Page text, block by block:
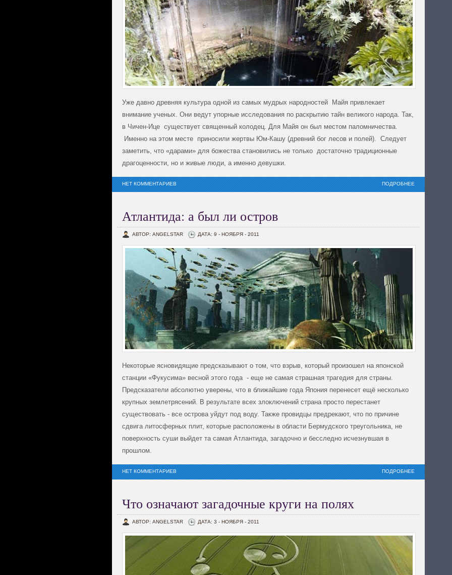
Уже давно древняя культура одной из самых мудрых народностей Майя привлекает
внимание ученых. Они ведут упорные исследования по раскрытию тайн великого народа. Так,
в Чичен-Ице существует священный колодец. Для Майя он был местом паломничества.
Именно на этом месте приносили жертвы Юм-Кашу (древний бог лесов и полей). Следует
заметить, что «дарами» для божества становились не только достаточно традиционные
драгоценности, но и живые люди, а именно девушки.
ПОДРОБНЕЕ
НЕТ КОММЕНТАРИЕВ
Атлантида: а был ли остров
АВТОР: ANGELSTAR ДАТА: 9 - НОЯБРЯ - 2011
Некоторые ясновидящие предсказывают о том, что взрыв, который произошел на японской
станции «Фукусима» весной этого года - еще не самая страшная трагедия для страны.
Предсказатели абсолютно уверены, что в ближайшие года Япония перенесет ещё несколько
крупных землетрясений. В результате всех злоключений страна просто перестанет
существовать - все острова уйдут под воду. Также провидцы предрекают, что по причине
сдвига литосферных плит, которые расположены в области Бермудского треугольника, не
поверхность суши выйдет та самая Атлантида, загадочно и бесследно исчезнувшая в
прошлом.
ПОДРОБНЕЕ
НЕТ КОММЕНТАРИЕВ
Что означают загадочные круги на полях
АВТОР: ANGELSTAR ДАТА: 3 - НОЯБРЯ - 2011